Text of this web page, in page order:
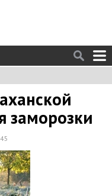
заморозки